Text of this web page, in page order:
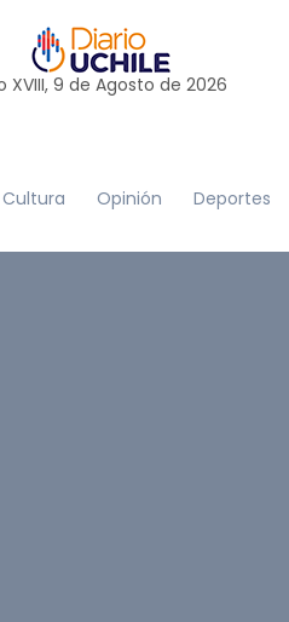
XVIII, 9 de Agosto de 2026
Cultura Opinión Deportes